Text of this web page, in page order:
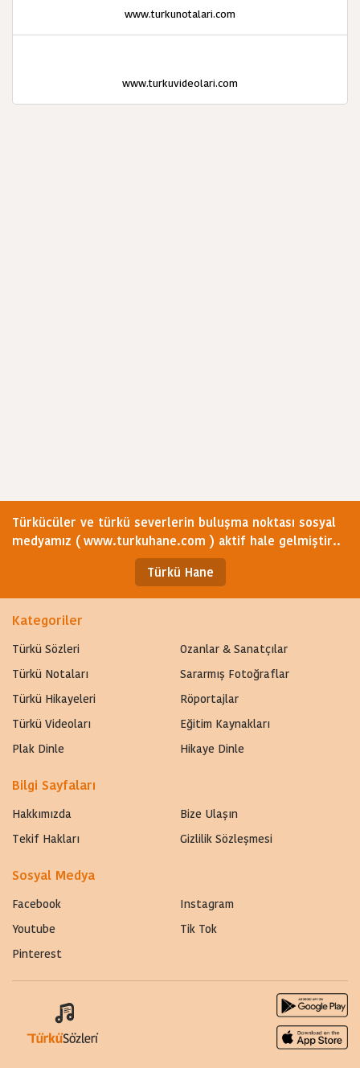
www.turkunotalari.com
www.turkuvideolari.com
Türkücüler ve türkü severlerin buluşma noktası sosyal
medyamız ( www.turkuhane.com ) aktif hale gelmiştir..
Türkü Hane
Kategoriler
Türkü Sözleri
Ozanlar & Sanatçılar
Türkü Notaları
Sararmış Fotoğraflar
Türkü Hikayeleri
Röportajlar
Türkü Videoları
Eğitim Kaynakları
Plak Dinle
Hikaye Dinle
Bilgi Sayfaları
Hakkımızda
Bize Ulaşın
Tekif Hakları
Gizlilik Sözleşmesi
Sosyal Medya
Facebook
Instagram
Youtube
Tik Tok
Pinterest